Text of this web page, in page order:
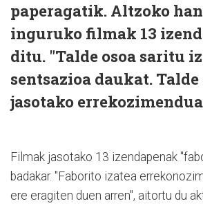
paperagatik. Altzoko
inguruko filmak 13
ditu. "Talde osoa saritu
sentsazioa daukat. Talde
jasotako
Filmak jasotako 13 izendapenak
badakar. "Faborito izatea
ere eragiten duen arren", aitortu du